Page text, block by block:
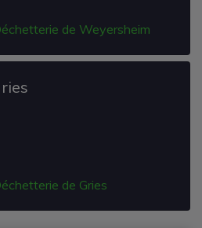
de Weyersheim
de Gries